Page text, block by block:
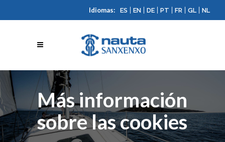
Idiomas: ES EN DE PT FR GL NL
Más información
sobre las cookies